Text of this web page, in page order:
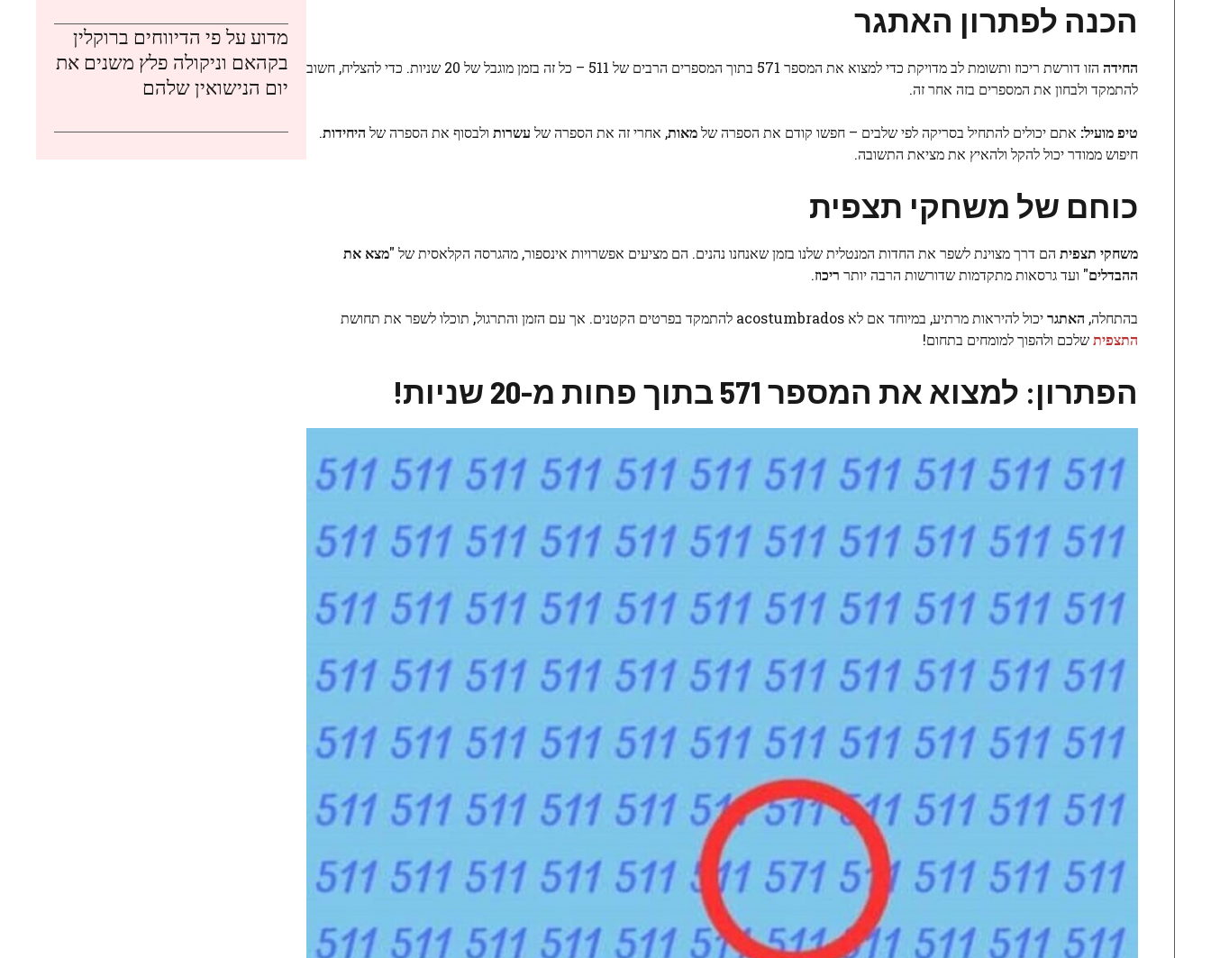
הכנה לפתרון האתגר
החידה
הזו דורשת ריכוז ותשומת לב מדויקת כדי למצוא את המספר 571 בתוך המספרים הרבים של 511 – כל זה בזמן מוגבל של 20 שניות. כדי להצליח, חשוב
להתמקד ולבחון את המספרים בזה אחר זה.
טיפ מועיל: אתם יכולים להתחיל בסריקה לפי שלבים – חפשו קודם את הספרה שלמאות, אחרי זה את הספרה של עשרות ולבסוף את הספרה של היחידות.
חיפוש ממודר יכול להקל ולהאיץ את מציאת התשובה.
כוחם של משחקי תצפית
משחקי תצפית הם דרך מצוינת לשפר את החדות המנטלית שלנו בזמן שאנחנו נהנים. הם מציעים אפשרויות אינספור, מהגרסה הקלאסית של "מצא את
ההבדלים" ועד גרסאות מתקדמות שדורשות הרבה יותר ריכוז.
בהתחלה, האתגריכול להיראות מרתיע, במיוחד אם לא acostumbrados להתמקד בפרטים הקטנים. אך עם הזמן והתרגול, תוכלו לשפר את תחושת
התצפיתשלכם ולהפוך למומחים בתחום!
הפתרון: למצוא את המספר 571 בתוך פחות מ-20 שניות!
מדוע על פי הדיווחים ברוקלין
בקהאם וניקולה פלץ משנים את
יום הנישואין שלהם